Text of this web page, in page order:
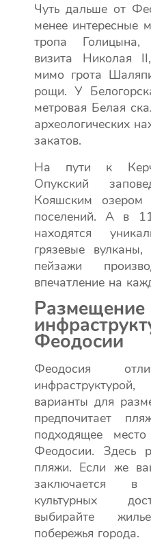
Чуть дальше от
менее интересные
тропа Голицына,
визита Николая
мимо грота
рощи. У
метровая Белая
археологических
закатов.
На пути к
Опукский
Кояшским
поселений. А в
находятся
грязевые
пейзажи
впечатление на
Феодосии
Феодосия
варианты для
предпочитает
подходящее
Феодосии. Здесь
пляжи. Если же
заключается
культурных
выбирайте
побережья города.